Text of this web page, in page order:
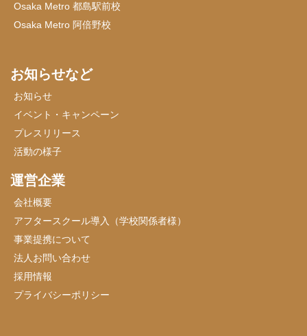
Osaka Metro 都島駅前校
Osaka Metro 阿倍野校
お知らせなど
お知らせ
イベント・キャンペーン
プレスリリース
活動の様子
運営企業
会社概要
アフタースクール導入（学校関係者様）
事業提携について
法人お問い合わせ
採用情報
プライバシーポリシー